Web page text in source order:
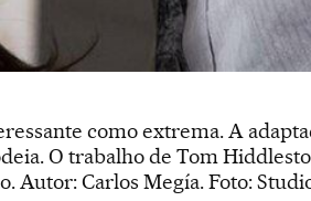
como extrema. A
O trabalho de Tom
Autor: Carlos Megía. Foto: